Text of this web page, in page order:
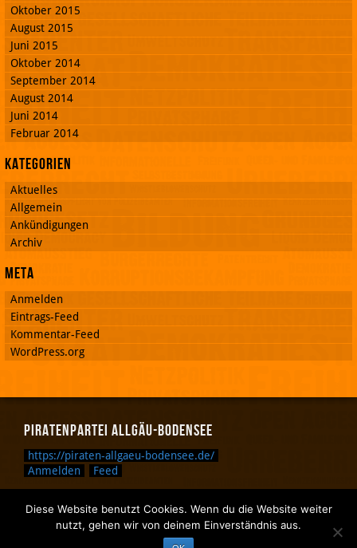
Oktober 2015
August 2015
Juni 2015
Oktober 2014
September 2014
August 2014
Juni 2014
Februar 2014
Kategorien
Aktuelles
Allgemein
Ankündigungen
Archiv
Meta
Anmelden
Eintrags-Feed
Kommentar-Feed
WordPress.org
Piratenpartei Allgäu-Bodensee
https://piraten-allgaeu-bodensee.de/
Anmelden
Feed
Zurück nach oben.
Zurück zum Anfang des Textes.
Diese Website benutzt Cookies. Wenn du die Website weiter
nutzt, gehen wir von deinem Einverständnis aus.